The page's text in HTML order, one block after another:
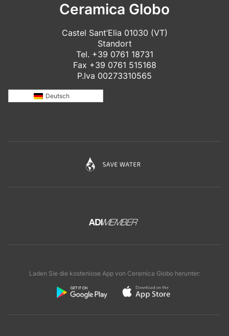
Ceramica Globo
Castel Sant’Elia 01030 (VT)
Standort
Tel. +39 0761 18731
Fax +39 0761 515168
P.Iva 00273310565
Deutsch
Laden Sie die kostenlose App von Ceramica Globo herunter: